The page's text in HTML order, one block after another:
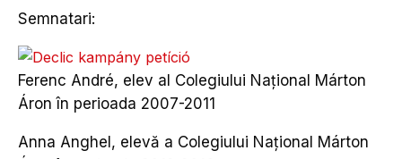
Semnatari:
Ferenc André, elev al Colegiului Național Márton
Áron în perioada 2007-2011
Anna Anghel, elevă a Colegiului Național Márton